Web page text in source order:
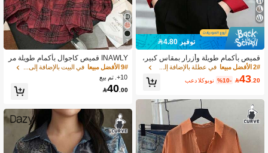
توفير 4.80
قميص بأكمام طويلة وأزرار بمقاس كبير،
بطانة وأساور حمراء، قصة عادية، حافة غي
ر متماثلة، أسلوب عصري
2# الأفضل مبيعا في عطلة بالإضافة إلى حجم قمم
43.20
%10- بعد الكوبون
7
INAWLY قميص كاجوال بأكمام طويلة مر
بعات المقاس الكبير
9# الأفضل مبيعا
في البيت بالإضافة إلى حجم قمم
10+. تم بيع
40.00